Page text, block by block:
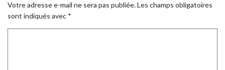
Votre adresse e-mail ne sera pas publiée.Les champs obligatoires
sont indiqués avec *